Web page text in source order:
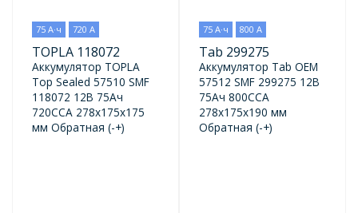
75 А·ч 720 А
TOPLA 118072
Аккумулятор TOPLA
Top Sealed 57510 SMF
118072 12В 75Ач
720CCA 278x175x175
мм Обратная (-+)
75 А·ч 800 А
Tab 299275
Аккумулятор Tab OEM
57512 SMF 299275 12В
75Ач 800CCA
278x175x190 мм
Обратная (-+)